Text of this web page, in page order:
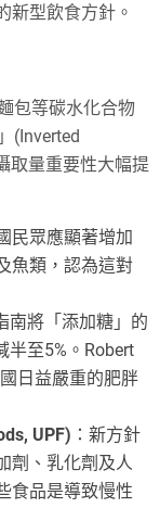
新型飲食方針。
包等碳水化合物
(Inverted
取量重要性大幅提
民眾應顯著增加
魚類，認為這對
南將「添加糖」的
半至5%。Robert
日益嚴重的肥胖
UPF) ：新方針
劑、乳化劑及人
食品是導致慢性